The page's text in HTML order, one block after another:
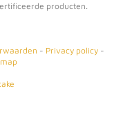
producten.
- Privacy policy -